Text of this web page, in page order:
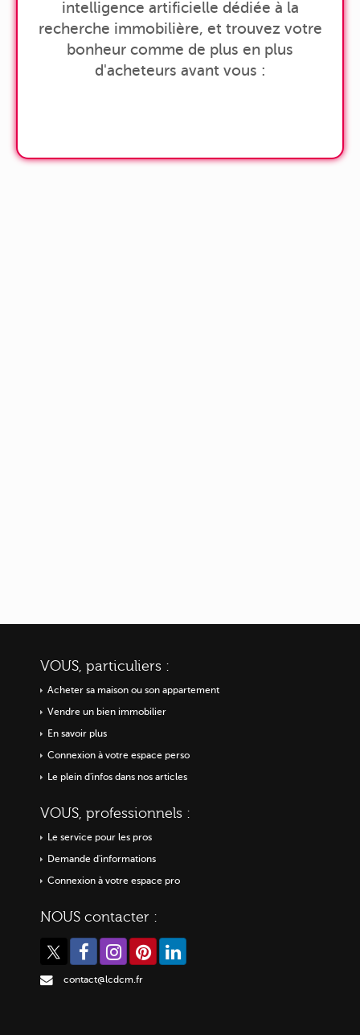
intelligence artificielle dédiée à la
recherche immobilière, et trouvez votre
bonheur comme de plus en plus
d'acheteurs avant vous :
VOUS, particuliers :
Acheter sa maison ou son appartement
Vendre un bien immobilier
En savoir plus
Connexion à votre espace perso
Le plein d'infos dans nos articles
VOUS, professionnels :
Le service pour les pros
Demande d'informations
Connexion à votre espace pro
NOUS contacter :
contact@lcdcm.fr